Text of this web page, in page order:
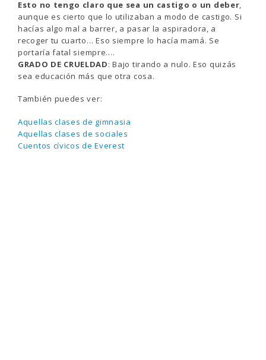
Esto no tengo claro que sea un castigo o un deber,
aunque es cierto que lo utilizaban a modo de castigo. Si
hacías algo mal a barrer, a pasar la aspiradora, a
recoger tu cuarto… Eso siempre lo hacía mamá. Se
portaría fatal siempre….
GRADO DE CRUELDAD: Bajo tirando a nulo. Eso quizás
sea educación más que otra cosa.
También puedes ver:
Aquellas clases de gimnasia
Aquellas clases de sociales
Cuentos cívicos de Everest